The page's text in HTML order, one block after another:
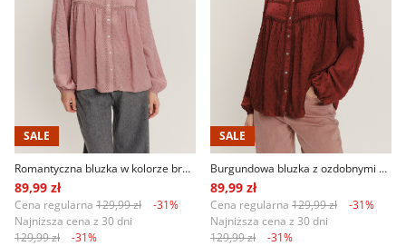
SALE
Romantyczna bluzka w kolorze brudnego różu
89,99 zł
Cena regularna 129,99 zł
-31%
Najniższa cena z 30 dni
129,99 zł
-31%
SALE
Burgundowa bluzka z ozdobnymi detalami
89,99 zł
Cena regularna 129,99 zł
-31%
Najniższa cena z 30 dni
129,99 zł
-31%